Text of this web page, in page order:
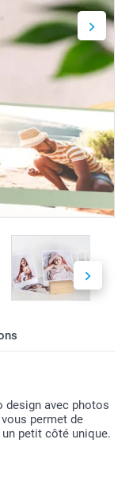
design avec photos
permet de
petit côté unique.